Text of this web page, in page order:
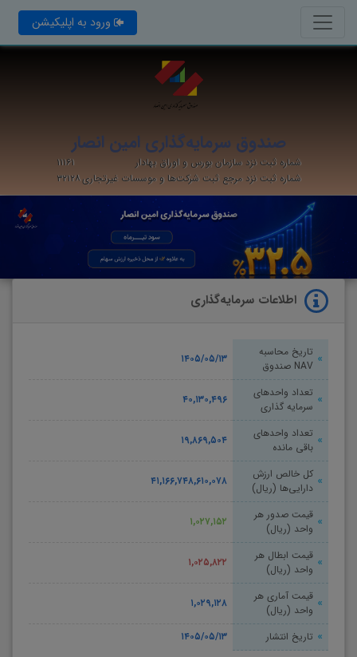
ورود به اپلیکیشن
صندوق سرمایه‌گذاری امین انصار
شماره ثبت نزد سازمان بورس و اوراق بهادار
۱۱۱۶۱
شماره ثبت نزد مرجع ثبت شرکت‌ها و موسسات غیرتجاری۳۲۱۲۸
اطلاعات سرمایه‌گذاری
تاریخ محاسبه
NAV صندوق
۱۴۰۵/۰۵/۱۳
تعداد واحدهای
سرمایه گذاری
۴۰,۱۳۰,۴۹۶
تعداد واحدهای
باقی مانده
۱۹,۸۶۹,۵۰۴
کل خالص ارزش
دارایی‌ها (ریال)
۴۱,۱۶۶,۷۴۸,۶۱۰,۰۷۸
قیمت صدور هر
واحد (ریال)
۱,۰۲۷,۱۵۲
قیمت ابطال هر
واحد (ریال)
۱,۰۲۵,۸۲۲
قیمت آماری هر
واحد (ریال)
۱,۰۲۹,۱۲۸
تاریخ انتشار ۱۴۰۵/۰۵/۱۳